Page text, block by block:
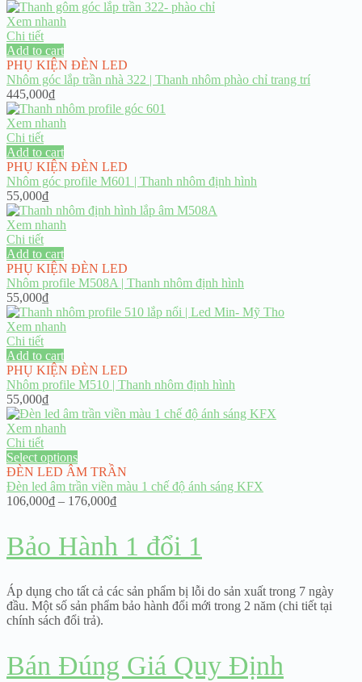
Xem nhanh
Chi tiết
Add to cart
PHỤ KIỆN ĐÈN LED
Nhôm góc lắp trần nhà 322 | Thanh nhôm phào chỉ trang trí
445,000₫
Xem nhanh
Chi tiết
Add to cart
PHỤ KIỆN ĐÈN LED
Nhôm góc profile M601 | Thanh nhôm định hình
55,000₫
Xem nhanh
Chi tiết
Add to cart
PHỤ KIỆN ĐÈN LED
Nhôm profile M508A | Thanh nhôm định hình
55,000₫
Xem nhanh
Chi tiết
Add to cart
PHỤ KIỆN ĐÈN LED
Nhôm profile M510 | Thanh nhôm định hình
55,000₫
Xem nhanh
Chi tiết
Select options
ĐÈN LED ÂM TRẦN
Đèn led âm trần viền màu 1 chế độ ánh sáng KFX
106,000₫ – 176,000₫Price
through
176,000₫
Bảo Hành 1 đổi 1
Áp dụng cho tất cả các sản phẩm bị lỗi do sản xuất trong 7 ngày
đầu. Một số sản phẩm bảo hành đổi mới trong 2 năm (chi tiết tại
chính sách đổi trả).
Bán Đúng Giá Quy Định